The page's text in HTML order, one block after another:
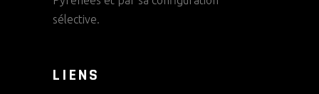
sélective.
LIENS